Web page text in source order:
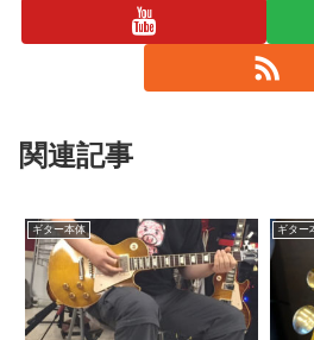
関連記事
ギター本体 ギター